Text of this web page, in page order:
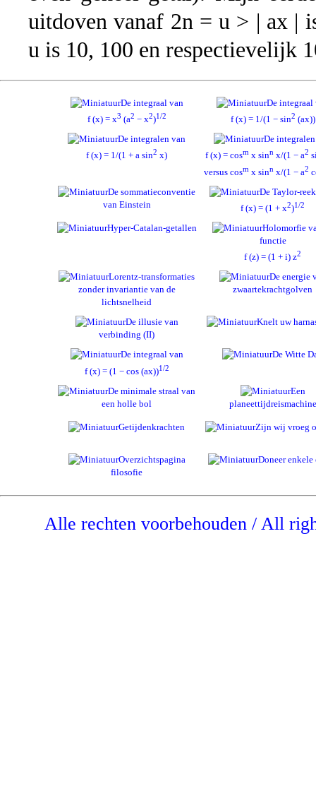
uitdoven vanaf 2n = u > | ax |
u is 10, 100 en respectievelijk
De integraal van
f (x) = x3 (a2 − x2)1/2
De integraal
f (x) = 1/(1 − sin2 (ax))
De integralen van
f (x) = 1/(1 + a sin2 x)
De
f (x) = cosmx sinnx/(1 − a2
versus cosmx sinnx/(1 − a2
De sommatieconventie
van Einstein
De Taylor-
f (x) = (1 + x2)1/2
Hyper-Catalan-getallen
Holomorfie
functie
f (z) = (1 + i) z2
Lorentz-transformaties
zonder invariantie van de
lichtsnelheid
De energie
zwaartekrachtgolven
De illusie van
verbinding (II)
Knelt uw
De integraal van
f (x) = (1 − cos (ax))1/2
De Witte
De minimale straal van
een holle bol
Een
planeettijdreismachine
Getijdenkrachten Zijn wij vroeg
Overzichtspagina
filosofie
Doneer enkele
Alle rechten voorbehouden / All